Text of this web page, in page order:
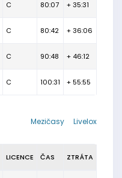
C 80:07 + 35:31
C 80:42 + 36:06
C 90:48 + 46:12
C 100:31 + 55:55
Livelox
Mezičasy
LICENCE ČAS ZTRÁTA